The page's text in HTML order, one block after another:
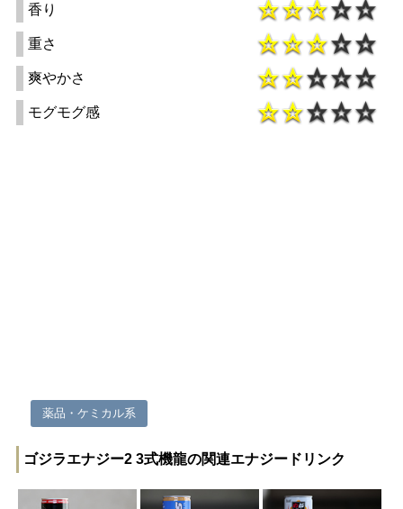
香り
重さ
爽やかさ
モグモグ感
薬品・ケミカル系
ゴジラエナジー2 3式機龍の関連エナジードリンク